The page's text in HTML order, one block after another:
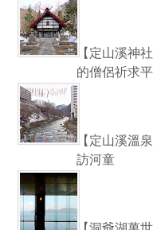
【定山溪神
的僧侶祈求
【定山溪溫
訪河童